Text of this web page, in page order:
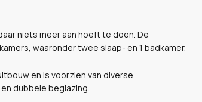
niets meer aan hoeft te doen. De
waaronder twee slaap- en 1 badkamer.
en is voorzien van diverse
dubbele beglazing.